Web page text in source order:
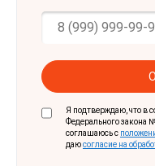
Ваш
телефон
Персональные
данные
Я подтверждаю, что в
Федерального закона
соглашаюсь с
даюсогласие на